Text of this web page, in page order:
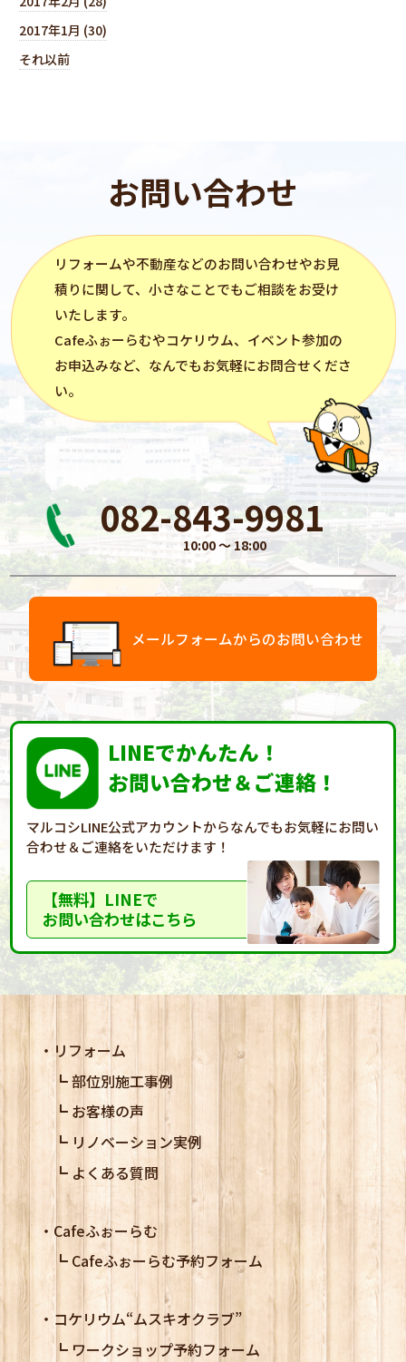
2017年1月 (30)
それ以前
お問い合わせ
リフォームや不動産などのお問い合わせやお見
積りに関して、小さなことでもご相談をお受け
いたします。
Cafeふぉーらむやコケリウム、イベント参加の
お申込みなど、なんでもお気軽にお問合せくださ
い。
082-843-9981
10:00 〜 18:00
メールフォームからのお問い合わせ
LINEでかんたん！
お問い合わせ＆ご連絡！
マルコシLINE公式アカウントからなんでもお気軽にお問い
合わせ＆ご連絡をいただけます！
【無料】LINEで
お問い合わせはこちら
リフォーム
部位別施工事例
お客様の声
リノベーション実例
よくある質問
Cafeふぉーらむ
Cafeふぉーらむ予約フォーム
コケリウム“ムスキオクラブ”
ワークショップ予約フォーム